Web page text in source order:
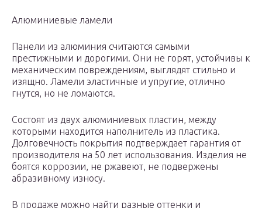
Алюминиевые ламели
Панели из алюминия считаются самыми
престижными и дорогими. Они не горят, устойчивы к
механическим повреждениям, выглядят стильно и
изящно. Ламели эластичные и упругие, отлично
гнутся, но не ломаются.
Состоят из двух алюминиевых пластин, между
которыми находится наполнитель из пластика.
Долговечность покрытия подтверждает гарантия от
производителя на 50 лет использования. Изделия не
боятся коррозии, не ржавеют, не подвержены
абразивному износу.
В продаже можно найти разные оттенки и